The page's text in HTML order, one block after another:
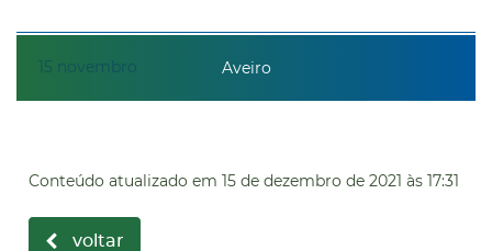
15 novembro Aveiro
Conteúdo atualizado em 15 de dezembro de 2021 às 17:31
voltar